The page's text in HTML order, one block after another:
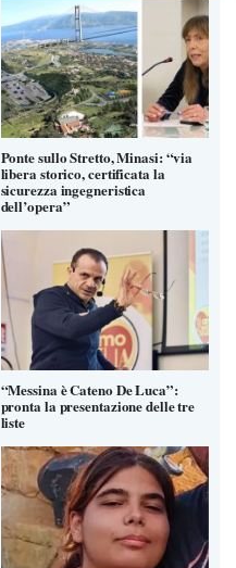
Ponte sullo Stretto, Minasi: “via
libera storico, certificata la
sicurezza ingegneristica
dell’opera”
“Messina è Cateno De Luca”:
pronta la presentazione delle tre
liste